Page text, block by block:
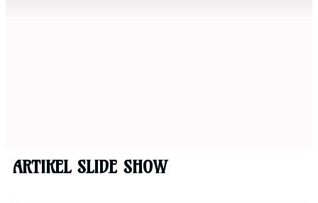
ARTIKEL SLIDE SHOW